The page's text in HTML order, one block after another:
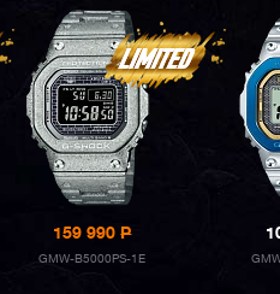
159 990P
GMW-B5000PS-1E